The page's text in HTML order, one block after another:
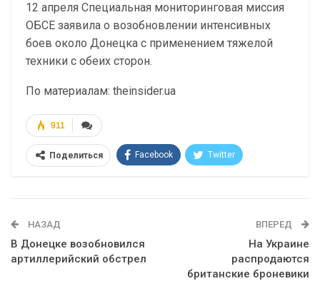
12 апреля Специальная мониторинговая миссия
ОБСЕ заявила о возобновлении интенсивных
боев около Донецка с применением тяжелой
техники с обеих сторон.
По материалам: theinsider.ua
911
Поделиться Facebook Twitter
НАЗАД
В Донецке возобновился
артиллерийский обстрел
ВПЕРЕД
На Украине
распродаются
британские броневики